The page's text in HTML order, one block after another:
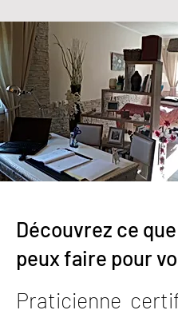
Découvrez ce
peux faire pour
Praticienne